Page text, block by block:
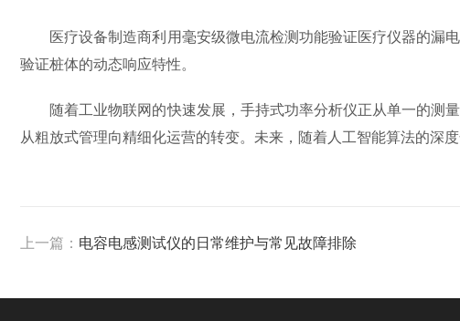
医疗设备制造商利用毫安级微电流检测功能验证医疗仪器的漏电
验证桩体的动态响应特性。
随着工业物联网的快速发展，手持式功率分析仪正从单一的测量
从粗放式管理向精细化运营的转变。未来，随着人工智能算法的深
上一篇： 电容电感测试仪的日常维护与常见故障排除